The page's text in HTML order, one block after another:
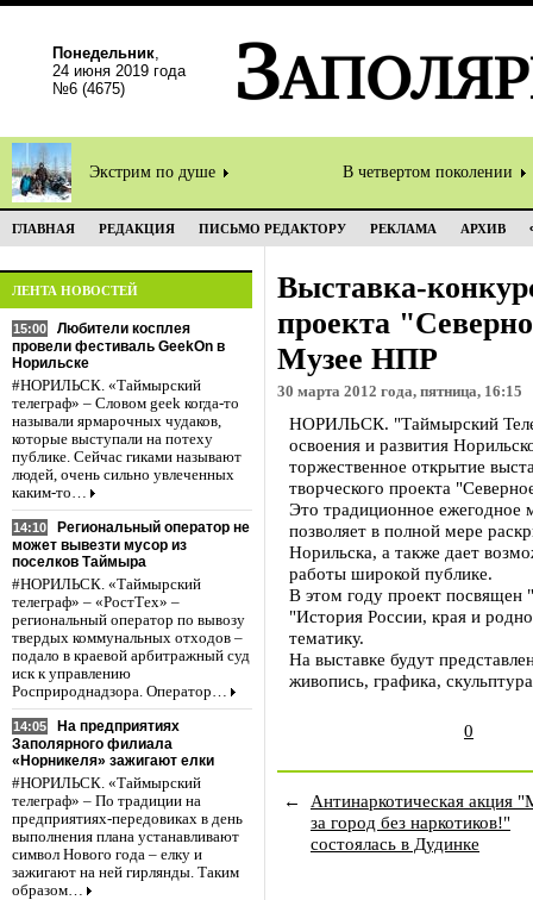
Понедельник,
24 июня 2019 года
№6 (4675)
Экстрим по душе В четвертом поколении
ГЛАВНАЯ РЕДАКЦИЯ ПИСЬМО РЕДАКТОРУ РЕКЛАМА АРХИВ
ЛЕНТА НОВОСТЕЙ
15:00
Любители косплея
провели фестиваль GeekOn в
Норильске
#НОРИЛЬСК. «Таймырский
телеграф» – Словом geek когда-то
называли ярмарочных чудаков,
которые выступали на потеху
публике. Сейчас гиками называют
людей, очень сильно увлеченных
каким-то…
14:10
Региональный оператор не
может вывезти мусор из
поселков Таймыра
#НОРИЛЬСК. «Таймырский
телеграф» – «РостТех» –
региональный оператор по вывозу
твердых коммунальных отходов –
подало в краевой арбитражный суд
иск к управлению
Росприроднадзора. Оператор…
14:05
На предприятиях
Заполярного филиала
«Норникеля» зажигают елки
#НОРИЛЬСК. «Таймырский
телеграф» – По традиции на
предприятиях-передовиках в день
выполнения плана устанавливают
символ Нового года – елку и
зажигают на ней гирлянды. Таким
образом…
Выставка-
проекта
Музее НПР
30 марта 2012 года, пятница, 16:15
НОРИЛЬСК. "Таймырский
освоения и развития
торжественное открытие
творческого проекта
Это традиционное ежегодное
позволяет в полной мере
Норильска, а также дает
работы широкой публике.
В этом году проект посвящен
"История России, края и
тематику.
На выставке будут
живопись, графика,
0
←
Антинаркотическая акция
за город без наркотиков!"
состоялась в Дудинке